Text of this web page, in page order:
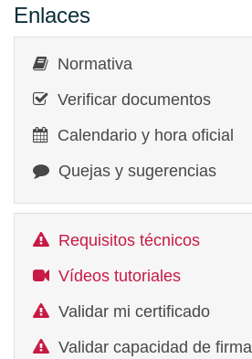
Enlaces
Normativa
Verificar documentos
Calendario y hora oficial
Quejas y sugerencias
Requisitos técnicos
Vídeos tutoriales
Validar mi certificado
Validar capacidad de firma